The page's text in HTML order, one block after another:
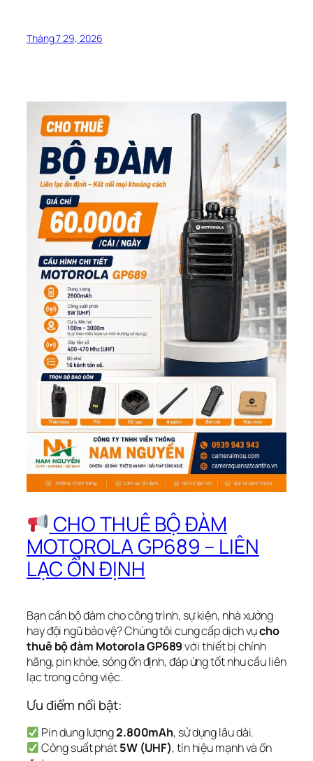
Tháng 7 29, 2026
CHO THUÊ BỘ ĐÀM
MOTOROLA GP689 – LIÊN
LẠC ỔN ĐỊNH
Bạn cần bộ đàm cho công trình, sự kiện, nhà xưởng
hay đội ngũ bảo vệ? Chúng tôi cung cấp dịch vụcho
thuê bộ đàm Motorola GP689với thiết bị chính
hãng, pin khỏe, sóng ổn định, đáp ứng tốt nhu cầu liên
lạc trong công việc.
Ưu điểm nổi bật:
Pin dung lượng2.800mAh, sử dụng lâu dài.
Công suất phát5W (UHF), tín hiệu mạnh và ổn